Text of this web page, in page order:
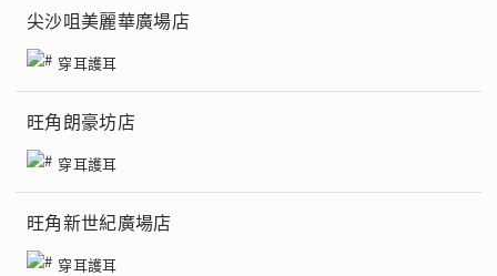
尖沙咀美麗華廣場店
穿耳護耳
旺角朗豪坊店
穿耳護耳
旺角新世紀廣場店
穿耳護耳